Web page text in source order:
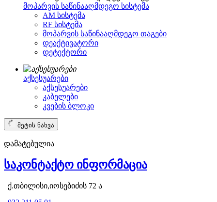
მოპარვის საწინააღმდეგო სისტემა
AM სისტემა
RF სისტემა
მოპარვის საწინააღმდეგო თაგები
დეაქტივატორი
დეტექტორი
აქსესუარები
აქსესუარები
კაბელები
კვების ბლოკი
მეტის ნახვა
დამატებულია
საკონტაქტო ინფორმაცია
ქ.თბილისი,იოსებიძის 72 ა